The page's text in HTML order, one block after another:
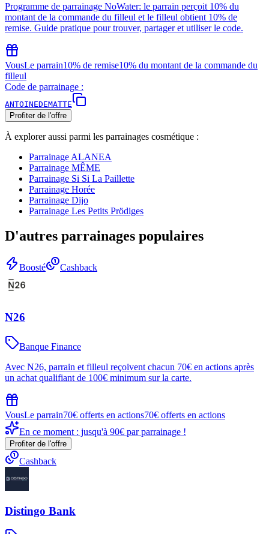
Programme de parrainage NoWater: le parrain perçoit 10% du
montant de la commande du filleul et le filleul obtient 10% de
remise. Guide pratique pour trouver, partager et utiliser le code.
VousLe parrain10% de remise10% du montant de la commande du
filleul
Code de parrainage :
ANTOINEDEMATTE
Profiter de l'offre
À explorer aussi parmi les parrainages cosmétique :
Parrainage ALANEA
Parrainage MÊME
Parrainage Si Si La Paillette
Parrainage Horée
Parrainage Dijo
Parrainage Les Petits Prödiges
D'autres parrainages populaires
Boosté Cashback
N26
Banque Finance
Avec N26, parrain et filleul reçoivent chacun 70€ en actions après
un achat qualifiant de 100€ minimum sur la carte.
VousLe parrain70€ offerts en actions70€ offerts en actions
En ce moment : jusqu'à 90€ par parrainage !
Profiter de l'offre
Cashback
Distingo Bank